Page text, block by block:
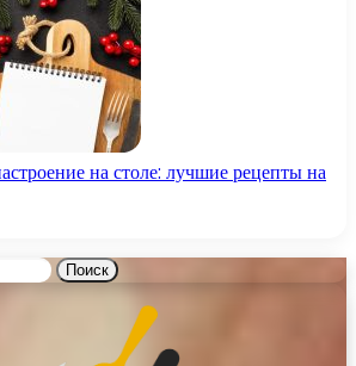
на столе: лучшие рецепты на